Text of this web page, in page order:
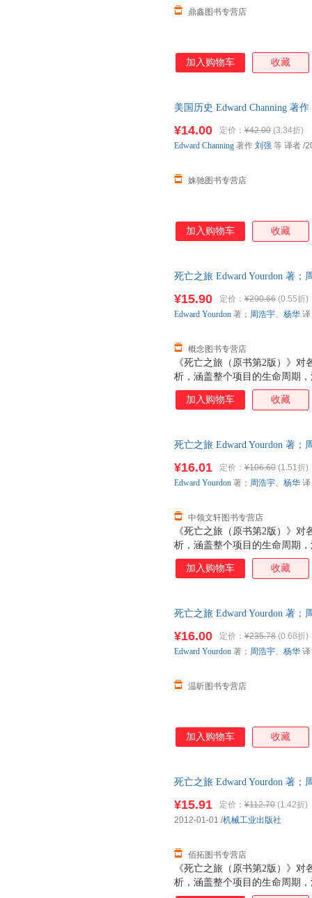
鼎鑫图书专营店
加入购物车 收藏
美国历史 Edward Channing 著
¥14.00 定价： ¥42.00 (3.34折)
姝驰图书专营店
Edward Channing 著作 刘强 等 译者 /
加入购物车 收藏
死亡之旅 Edward Yourdon 著；
《死亡之旅（原书第2版）》
析，涵盖整个项目的生命周期
与者所面临的所有关键问题：
具，提供了行之有效的解决方
找到现实而适用的解决方案。
¥15.90 定价： ¥290.66 (0.55折)
概念图书专营店
Edward Yourdon 著； 周浩宇、 杨华 译
加入购物车 收藏
死亡之旅 Edward Yourdon 著
《死亡之旅（原书第2版）》
析，涵盖整个项目的生命周期
与者所面临的所有关键问题：
具，提供了行之有效的解决方
找到现实而适用的解决方案。
¥16.01 定价： ¥106.60 (1.51折)
中领文轩图书专营店
Edward Yourdon 著； 周浩宇、 杨华 译
加入购物车 收藏
死亡之旅 Edward Yourdon 著
¥16.00 定价： ¥235.78 (0.68折)
温昕图书专营店
Edward Yourdon 著； 周浩宇、 杨华 译
加入购物车 收藏
死亡之旅 Edward Yourdon 著
《死亡之旅（原书第2版）》
析，涵盖整个项目的生命周期
¥15.91 定价： ¥112.70 (1.42折)
佰拓图书专营店
2012-01-01 /机械工业出版社